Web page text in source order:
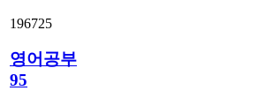
196725
영어공부
95